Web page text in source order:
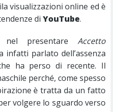
visualizzazioni online ed è
di YouTube.
nel presentare Accetto
infatti parlato dell’assenza
ha perso di recente. Il
perché, come spesso
è tratta da un fatto
volgere lo sguardo verso